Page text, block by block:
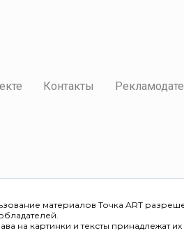
Контакты
материалов Точка ART
на картинки и тексты принадлежат